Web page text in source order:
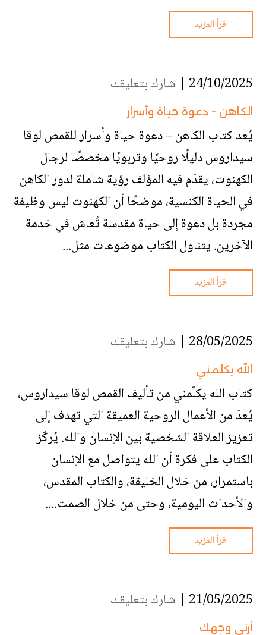
اقرأ المزيد
24/10/2025 | شارك بتعليقك
الكاهن – دعوة حياة وأسرار
يُعد كتاب الكاهن – دعوة حياة وأسرار للقمص لوقا
سيداروس دليلًا روحيًا وتربويًا مخصصًا لرجال
الكهنوت، يقدّم فيه المؤلف رؤية شاملة لدور الكاهن
في الحياة الكنسية، موضحًا أن الكهنوت ليس وظيفة
مجردة بل دعوة إلى حياة مقدسة تُعاش في خدمة
الآخرين. يتناول الكتاب موضوعات مثل...
اقرأ المزيد
28/05/2025 | شارك بتعليقك
الله يكلمني
كتاب الله يكلّمني من تأليف القمص لوقا سيداروس،
يُعدّ من الأعمال الروحية العميقة التي تهدف إلى
تعزيز العلاقة الشخصية بين الإنسان والله. يُركّز
الكتاب على فكرة أن الله يتواصل مع الإنسان
باستمرار، من خلال الخليقة، والكتاب المقدس،
والأحداث اليومية، وحتى من خلال الصمت....
اقرأ المزيد
21/05/2025 | شارك بتعليقك
أرني وجهك